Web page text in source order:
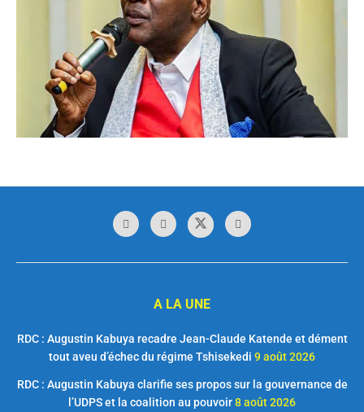
A LA UNE
RDC : Augustin Kabuya recadre Jean-Claude Katende et dément
tout aveu d’échec du régime Tshisekedi 9 août 2026
RDC : Augustin Kabuya clarifie ses propos sur la gouvernance de
l’UDPS et la coalition au pouvoir8 août 2026